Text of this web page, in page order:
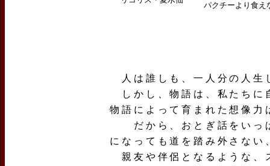
パクチーより食え
人は誰しも、一人分の人生
しかし、物語は、私たちに
物語によって育まれた想像
だから、おとぎ話をいっぱ
になっても道を踏み外さな
親友や伴侶となるような、